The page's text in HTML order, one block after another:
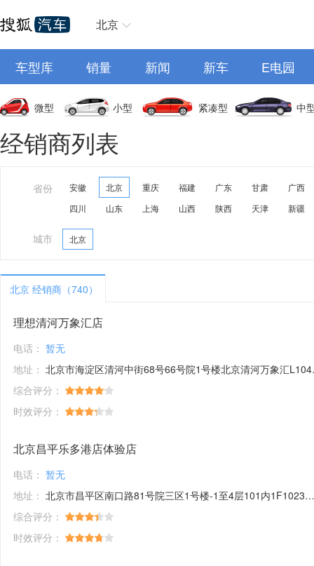
北京
车型库 销量 新闻 新车 E电园
微型 小型 紧凑型 中
经销商列表
省份 安徽 北京 重庆 福建 广东 甘肃
广西
四川
山东 上海 山西 陕西 天津 新疆
城市 北京
北京 经销商（740）
理想清河万象汇店
电话： 暂无
地址： 北京市海淀区清河中街68号66号院1号楼北京清河万象汇L104A号商铺
综合评分：
时效评分：
北京昌平乐多港店体验店
电话： 暂无
地址： 北京市昌平区南口路81号院三区1号楼-1至4层101内1F1023、1025、1026号
综合评分：
时效评分：